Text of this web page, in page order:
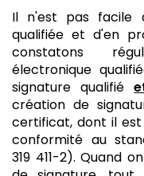
Il n'est pas facile
qualifiée et d'en
constatons
électronique
signature qualifié
création de
certificat, dont il
conformité au
319 411-2). Quand